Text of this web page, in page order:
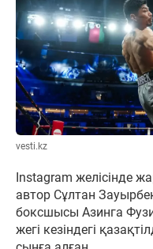
vesti.kz
Instagram желісінде
автор Сұлтан
боксшысы Азинга
жегі кезіндегі